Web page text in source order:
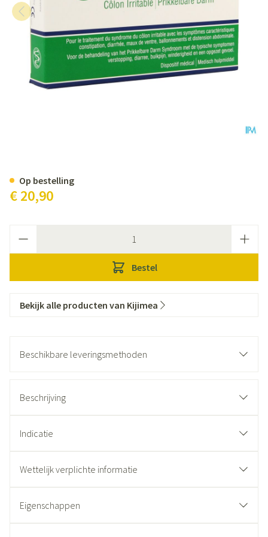
€ 20,90
Bestel
Op bestelling
Bekijk alle producten van Kijimea
Beschikbare leveringsmethoden
Beschrijving
Indicatie
Wettelijk verplichte informatie
Eigenschappen